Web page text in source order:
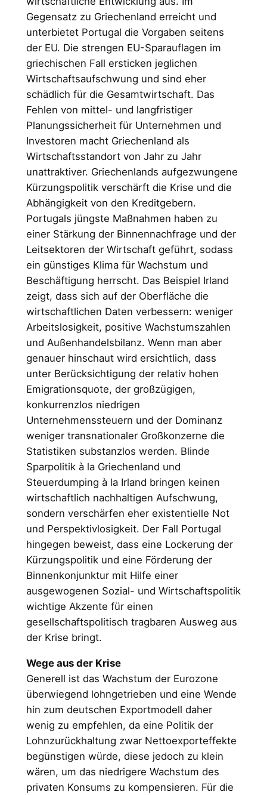
Gegensatz zu Griechenland erreicht und
unterbietet Portugal die Vorgaben seitens
der EU. Die strengen EU-Sparauflagen im
griechischen Fall ersticken jeglichen
Wirtschaftsaufschwung und sind eher
schädlich für die Gesamtwirtschaft. Das
Fehlen von mittel- und langfristiger
Planungssicherheit für Unternehmen und
Investoren macht Griechenland als
Wirtschaftsstandort von Jahr zu Jahr
unattraktiver. Griechenlands aufgezwungene
Kürzungspolitik verschärft die Krise und die
Abhängigkeit von den Kreditgebern.
Portugals jüngste Maßnahmen haben zu
einer Stärkung der Binnennachfrage und der
Leitsektoren der Wirtschaft geführt, sodass
ein günstiges Klima für Wachstum und
Beschäftigung herrscht. Das Beispiel Irland
zeigt, dass sich auf der Oberfläche die
wirtschaftlichen Daten verbessern: weniger
Arbeitslosigkeit, positive Wachstumszahlen
und Außenhandelsbilanz. Wenn man aber
genauer hinschaut wird ersichtlich, dass
unter Berücksichtigung der relativ hohen
Emigrationsquote, der großzügigen,
konkurrenzlos niedrigen
Unternehmenssteuern und der Dominanz
weniger transnationaler Großkonzerne die
Statistiken substanzlos werden. Blinde
Sparpolitik à la Griechenland und
Steuerdumping à la Irland bringen keinen
wirtschaftlich nachhaltigen Aufschwung,
sondern verschärfen eher existentielle Not
und Perspektivlosigkeit. Der Fall Portugal
hingegen beweist, dass eine Lockerung der
Kürzungspolitik und eine Förderung der
Binnenkonjunktur mit Hilfe einer
ausgewogenen Sozial- und Wirtschaftspolitik
wichtige Akzente für einen
gesellschaftspolitisch tragbaren Ausweg aus
der Krise bringt.
Wege aus der Krise
Generell ist das Wachstum der Eurozone
überwiegend lohngetrieben und eine Wende
hin zum deutschen Exportmodell daher
wenig zu empfehlen, da eine Politik der
Lohnzurückhaltung zwar Nettoexporteffekte
begünstigen würde, diese jedoch zu klein
wären, um das niedrigere Wachstum des
privaten Konsums zu kompensieren. Für die